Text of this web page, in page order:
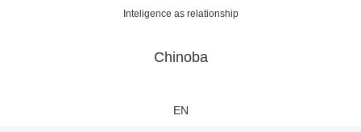
Inteligence as relationship
Chinoba
EN